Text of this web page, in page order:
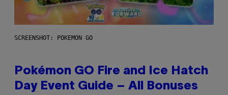
SCREENSHOT: POKEMON GO
Pokémon GO Fire and Ice Hatch
Day Event Guide – All Bonuses